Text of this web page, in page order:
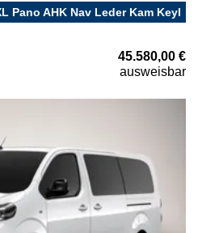
Pano AHK Nav Leder Kam Keyl
45.580,00 €
ausweisbar